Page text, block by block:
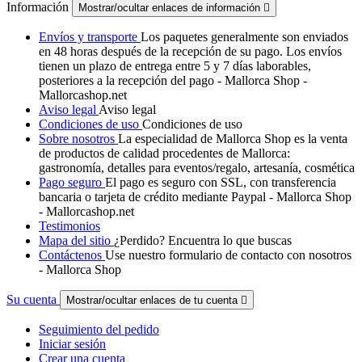
Información Mostrar/ocultar enlaces de información 
Envíos y transporte Los paquetes generalmente son enviados
en 48 horas después de la recepción de su pago. Los envíos
tienen un plazo de entrega entre 5 y 7 días laborables,
posteriores a la recepción del pago - Mallorca Shop -
Mallorcashop.net
Aviso legal Aviso legal
Condiciones de uso Condiciones de uso
Sobre nosotros La especialidad de Mallorca Shop es la venta
de productos de calidad procedentes de Mallorca:
gastronomía, detalles para eventos/regalo, artesanía, cosmética
Pago seguro El pago es seguro con SSL, con transferencia
bancaria o tarjeta de crédito mediante Paypal - Mallorca Shop
- Mallorcashop.net
Testimonios
Mapa del sitio ¿Perdido? Encuentra lo que buscas
Contáctenos Use nuestro formulario de contacto con nosotros
- Mallorca Shop
Su cuenta Mostrar/ocultar enlaces de tu cuenta 
Seguimiento del pedido
Iniciar sesión
Crear una cuenta